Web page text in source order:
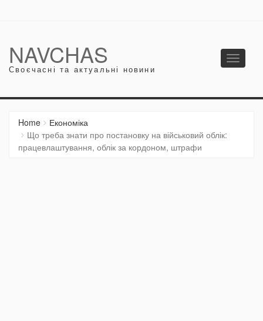
NAVCHAS
Своєчасні та актуальні новини
Toggle
Home
Економіка
Що треба знати про постановку на військовий облік:
працевлаштування, облік за кордоном, штрафи